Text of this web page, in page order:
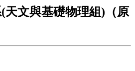
天文與基礎物理組)（原